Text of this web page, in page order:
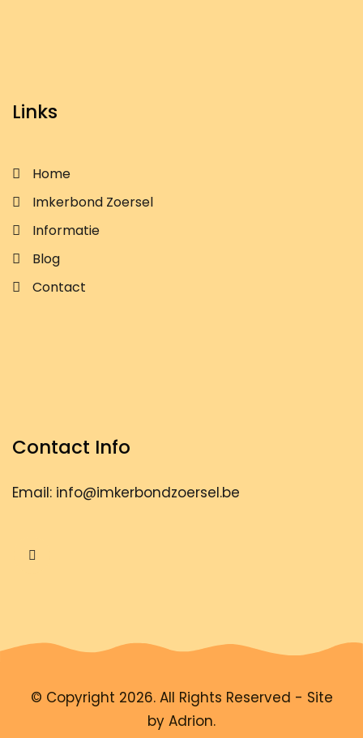
Links
Home
Imkerbond Zoersel
Informatie
Blog
Contact
Contact Info
Email: info@imkerbondzoersel.be
© Copyright 2026. All Rights Reserved - Site
by Adrion.